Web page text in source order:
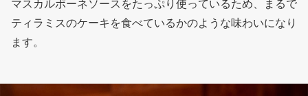
マスカルポーネソースをたっぷり使っているため、まるで
ティラミスのケーキを食べているかのような味わいになり
ます。